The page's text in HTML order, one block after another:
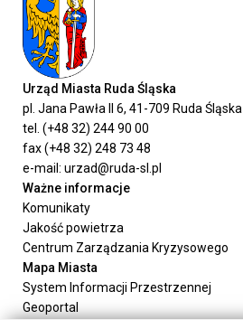
Urząd Miasta Ruda Śląska
pl. Jana Pawła II 6, 41-709 Ruda Śląska
tel. (+48 32) 244 90 00
fax (+48 32) 248 73 48
e-mail: urzad@ruda-sl.pl
Ważne informacje
Komunikaty
Jakość powietrza
Centrum Zarządzania Kryzysowego
Mapa Miasta
System Informacji Przestrzennej
Geoportal